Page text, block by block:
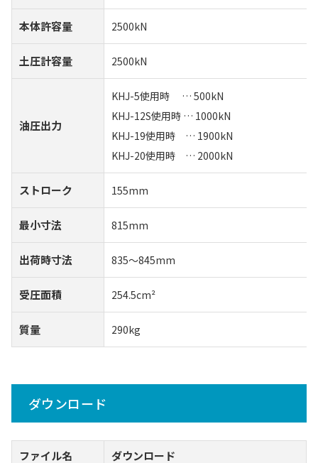
本体許容量 2500kN
土圧計容量 2500kN
油圧出力
KHJ-5使用時 … 500kN
KHJ-12S使用時 … 1000kN
KHJ-19使用時 … 1900kN
KHJ-20使用時 … 2000kN
ストローク 155mm
最小寸法 815mm
出荷時寸法 835～845mm
受圧面積 254.5cm²
質量 290kg
ダウンロード
ファイル名 ダウンロード